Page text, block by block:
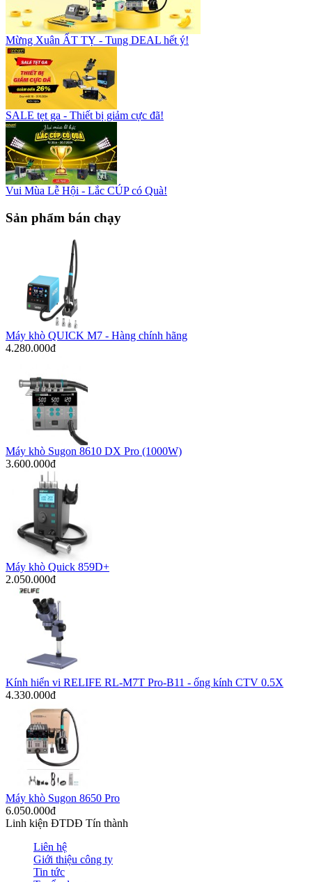
Mừng Xuân ẤT TỴ - Tung DEAL hết ý!
SALE tẹt ga - Thiết bị giảm cực đã!
Vui Mùa Lễ Hội - Lắc CÚP có Quà!
Sản phẩm bán chạy
Máy khò QUICK M7 - Hàng chính hãng
4.280.000đ
Máy khò Sugon 8610 DX Pro (1000W)
3.600.000đ
Máy khò Quick 859D+
2.050.000đ
Kính hiển vi RELIFE RL-M7T Pro-B11 - ống kính CTV 0.5X
4.330.000đ
Máy khò Sugon 8650 Pro
6.050.000đ
Linh kiện ĐTDĐ Tín thành
Liên hệ
Giới thiệu công ty
Tin tức